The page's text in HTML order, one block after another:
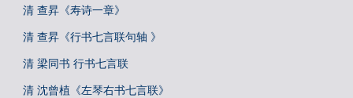
清 查昇《寿诗一章》
清 查昇《行书七言联句轴 》
清 梁同书 行书七言联
清 沈曾植《左琴右书七言联》